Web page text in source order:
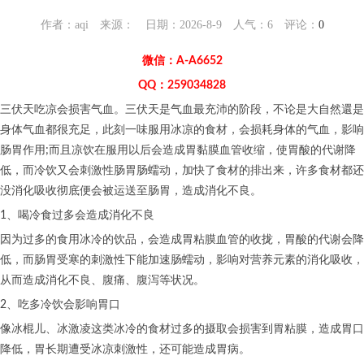
作者：aqi 来源： 日期：2026-8-9 人气： 6评论： 0
微信：A-A6652
QQ：259034828
三伏天吃凉会损害气血。三伏天是气血最充沛的阶段，不论是大自然還是
身体气血都很充足，此刻一味服用冰凉的食材，会损耗身体的气血，影响
肠胃作用;而且凉饮在服用以后会造成胃黏膜血管收缩，使胃酸的代谢降
低，而冷饮又会刺激性肠胃肠蠕动，加快了食材的排出来，许多食材都还
没消化吸收彻底便会被运送至肠胃，造成消化不良。
1、喝冷食过多会造成消化不良
因为过多的食用冰冷的饮品，会造成胃粘膜血管的收拢，胃酸的代谢会降
低，而肠胃受寒的刺激性下能加速肠蠕动，影响对营养元素的消化吸收，
从而造成消化不良、腹痛、腹泻等状况。
2、吃多冷饮会影响胃口
像冰棍儿、冰激凌这类冰冷的食材过多的摄取会损害到胃粘膜，造成胃口
降低，胃长期遭受冰凉刺激性，还可能造成胃病。